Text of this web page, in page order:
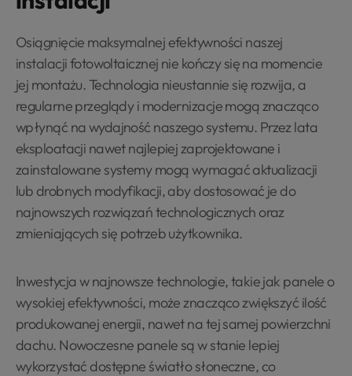
Osiągnięcie maksymalnej efektywności naszej
instalacji fotowoltaicznej nie kończy się na momencie
jej montażu. Technologia nieustannie się rozwija, a
regularne przeglądy i modernizacje mogą znacząco
wpłynąć na wydajność naszego systemu. Przez lata
eksploatacji nawet najlepiej zaprojektowane i
zainstalowane systemy mogą wymagać aktualizacji
lub drobnych modyfikacji, aby dostosować je do
najnowszych rozwiązań technologicznych oraz
zmieniających się potrzeb użytkownika.
Inwestycja w najnowsze technologie, takie jak panele o
wysokiej efektywności, może znacząco zwiększyć ilość
produkowanej energii, nawet na tej samej powierzchni
dachu. Nowoczesne panele są w stanie lepiej
wykorzystać dostępne światło słoneczne, co